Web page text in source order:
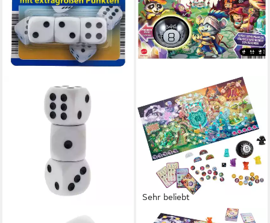
GLOBAL PARTNER
Sehr beliebt
MATTEL GAMES